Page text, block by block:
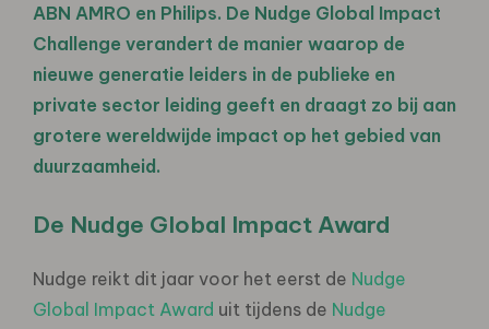
ABN AMRO en Philips. De Nudge Global Impact
Challenge verandert de manier waarop de
nieuwe generatie leiders in de publieke en
private sector leiding geeft en draagt zo bij aan
grotere wereldwijde impact op het gebied van
duurzaamheid.
De Nudge Global Impact Award
Nudge reikt dit jaar voor het eerst de Nudge
Global Impact Award uit tijdens de Nudge